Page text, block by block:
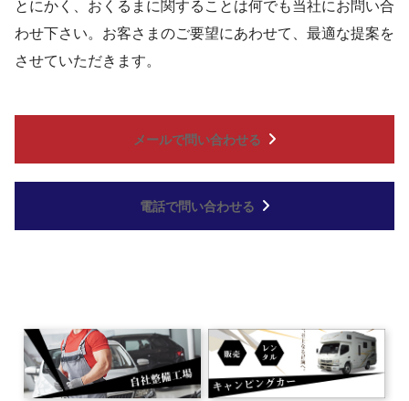
とにかく、おくるまに関することは何でも当社にお問い合
わせ下さい。お客さまのご要望にあわせて、最適な提案を
させていただきます。
メールで問い合わせる
電話で問い合わせる